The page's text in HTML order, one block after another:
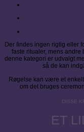
Der findes ingen rigtig eller
faste ritualer, mens andre
denne kategori er udvalgt
så de kan
Røgelse kan være et
om det bruges
DISSE
ET